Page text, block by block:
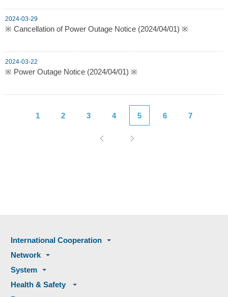
2024-03-29
※ Cancellation of Power Outage Notice (2024/04/01) ※
2024-03-22
※ Power Outage Notice (2024/04/01) ※
1 2 3 4 5 6 7
International Cooperation
Network
System
Health & Safety